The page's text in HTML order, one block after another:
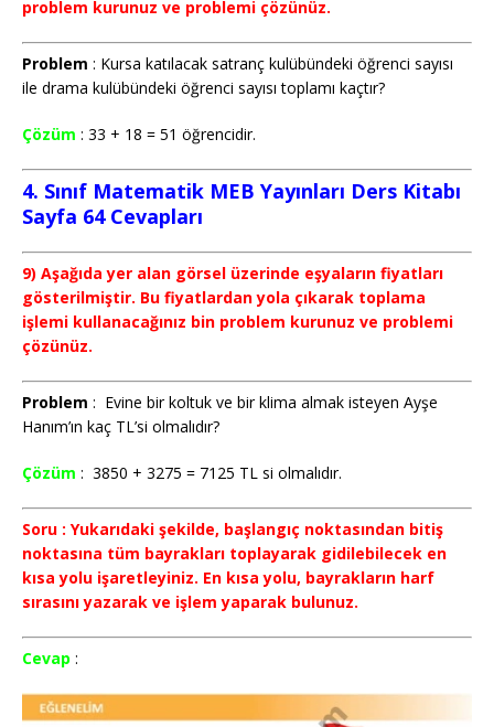
problem kurunuz ve problemi çözünüz.
Problem : Kursa katılacak satranç kulübündeki öğrenci sayısı
ile drama kulübündeki öğrenci sayısı toplamı kaçtır?
Çözüm : 33 + 18 = 51 öğrencidir.
4. Sınıf Matematik MEB Yayınları Ders Kitabı
Sayfa 64 Cevapları
9) Aşağıda yer alan görsel üzerinde eşyaların fiyatları
gösterilmiştir. Bu fiyatlardan yola çıkarak toplama
işlemi kullanacağınız bin problem kurunuz ve problemi
çözünüz.
Problem : Evine bir koltuk ve bir klima almak isteyen Ayşe
Hanım’ın kaç TL’si olmalıdır?
Çözüm : 3850 + 3275 = 7125 TL si olmalıdır.
Soru : Yukarıdaki şekilde, başlangıç noktasından bitiş
noktasına tüm bayrakları toplayarak gidilebilecek en
kısa yolu işaretleyiniz. En kısa yolu, bayrakların harf
sırasını yazarak ve işlem yaparak bulunuz.
Cevap :